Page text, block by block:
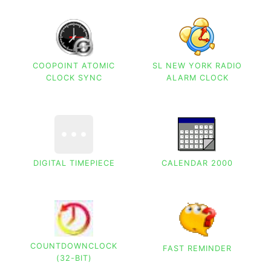
COOPOINT ATOMIC
CLOCK SYNC
SL NEW YORK RADIO
ALARM CLOCK
DIGITAL TIMEPIECE CALENDAR 2000
COUNTDOWNCLOCK
(32-BIT)
FAST REMINDER